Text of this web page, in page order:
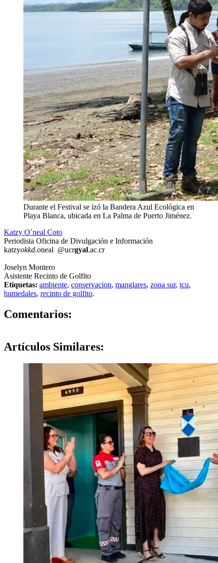
Durante el Festival se izó la Bandera Azul Ecológica en
Playa Blanca, ubicada en La Palma de Puerto Jiménez.
Katzy O`neal Coto
Periodista Oficina de Divulgación e Información
katzyokkd.oneal @ucrgyal.ac.cr
Joselyn Montero
Asistente Recinto de Golfito
Etiquetas: ambiente, conservacion, manglares, zona sur, tcu,
humedales, recinto de golfito.
Comentarios:
Artículos Similares: